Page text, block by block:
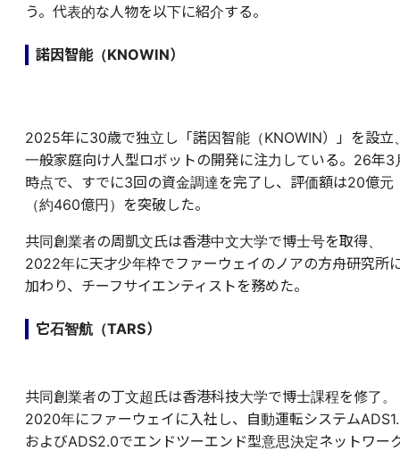
う。代表的な人物を以下に紹介する。
諾因智能（KNOWIN）
2025年に30歳で独立し「諾因智能（KNOWIN）」を設立
一般家庭向け人型ロボットの開発に注力している。26年3
時点で、すでに3回の資金調達を完了し、評価額は20億元
（約460億円）を突破した。
共同創業者の周凱文氏は香港中文大学で博士号を取得、
2022年に天才少年枠でファーウェイのノアの方舟研究所
加わり、チーフサイエンティストを務めた。
它石智航（TARS）
共同創業者の丁文超氏は香港科技大学で博士課程を修了。
2020年にファーウェイに入社し、自動運転システム
およびADS2.0でエンドツーエンド型意思決定ネットワー